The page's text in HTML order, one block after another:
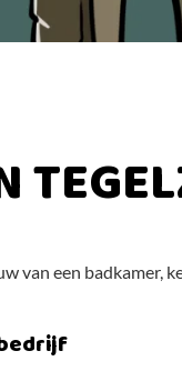
van een badkamer,